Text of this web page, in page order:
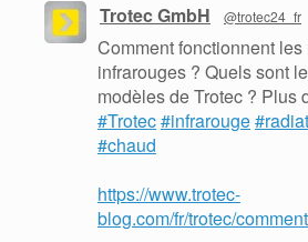
Trotec GmbH @trotec24_fr
Comment fonctionnent
infrarouges ? Quels sont
modèles de Trotec ? Plus
#Trotec#infrarouge
#chaud
https://www.trotec-
blog.com/fr/trotec/